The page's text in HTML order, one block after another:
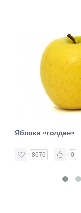
Яблоки «голден»
8676 0